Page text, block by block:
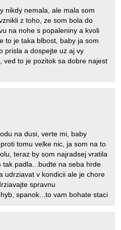
nikdy nemala, ale mala som
z toho, ze som bola do
na nohe s popaleniny a kvoli
to je taka blbost, baby ja som
prisla a dospejte uz aj vy
ved to je pozitok sa dobre najest
na dusi, verte mi, baby
tomu velke nic, ja som na to
teraz by som najradsej vratila
padla...budte na seba hrde
udrziavat v kondicii ale je chore
spravnu
spanok...to vam bohate staci